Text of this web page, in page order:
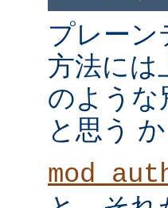
プレー
方法には
のような
と思う